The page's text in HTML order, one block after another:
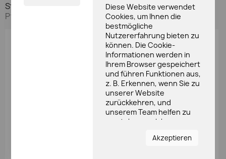
Diese Website verwendet
Cookies, um Ihnen die
bestmögliche
Nutzererfahrung bieten zu
können. Die Cookie-
Informationen werden in
Ihrem Browser gespeichert
und führen Funktionen aus,
z. B. Erkennen, wenn Sie zu
unserer Website
zurückkehren, und
unserem Team helfen zu
verstehen, welche
am interessantesten und
Akzeptieren
Startseite Pflegeprodukte
Seifen
Pflanzenölseife mit Honig, Stutenmilch und Meersalz